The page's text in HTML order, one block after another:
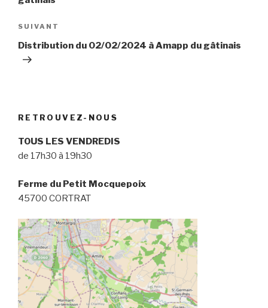
Article
suivant
SUIVANT
Distribution du 02/02/2024 à Amapp du gâtinais
RETROUVEZ-NOUS
TOUS LES VENDREDIS
de 17h30 à 19h30
Ferme du Petit Mocquepoix
45700 CORTRAT